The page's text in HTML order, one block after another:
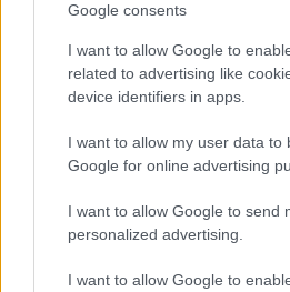
Google consents
I want to allow Google to
related to advertising like
device identifiers in apps.
I want to allow my user data to
Google for online advertising
I want to allow Google to send
personalized advertising.
I want to allow Google to